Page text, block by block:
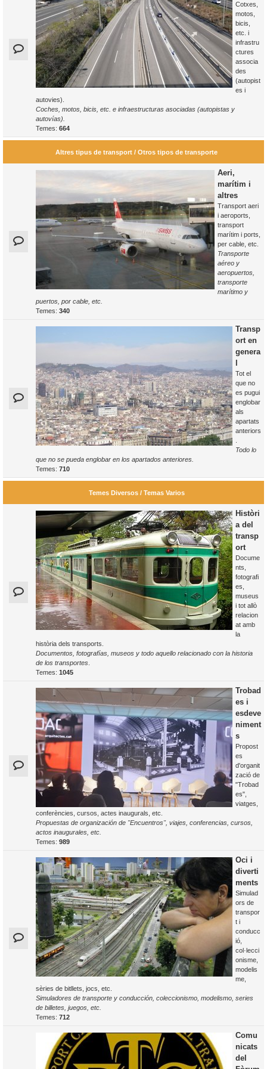
Cotxes,
motos,
bicis,
etc. i
infrastru
ctures
associa
des
(autopist
es i
autovies).
Coches, motos, bicis, etc. e infraestructuras asociadas (autopistas y
autovías).
Temes: 664
Altres tipus de transport / Otros tipos de transporte
Aeri,
marítim i
altres
Transport aeri
i aeroports,
transport
marítim i ports,
per cable, etc.
Transporte
aéreo y
aeropuertos,
transporte
marítimo y
puertos, por cable, etc.
Temes: 340
Transp
ort en
genera
Tot el
que no
es pugui
englobar
als
apartats
anteriors
Todo lo
que no se pueda englobar en los apartados anteriores.
Temes: 710
Temes Diversos / Temas Varios
Històri
a del
transp
ort
Docume
nts,
fotografi
es,
museus
i tot allò
relacion
at amb
la
història dels transports.
Documentos, fotografías, museos y todo aquello relacionado con la historia
de los transportes
Temes: 1045
Trobad
es i
esdeve
niment
s
Propost
es
d'organit
zació de
"Trobad
es",
viatges,
conferències, cursos, actes inaugurals, etc.
Propuestas de organización de "Encuentros", viajes, conferencias, cursos,
actos inaugurales, etc.
Temes: 989
Oci i
diverti
ments
Simulad
ors de
transpor
t i
conducc
ió,
col·lecci
onisme,
modelis
me,
sèries de bitllets, jocs, etc.
Simuladores de transporte y conducción, coleccionismo, modelismo, series
de billetes, juegos, etc.
Temes: 712
Comu
nicats
del